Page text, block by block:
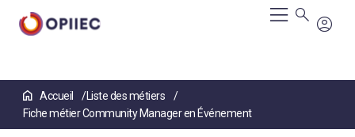
contenu
principal
Accueil
Liste des métiers
Fiche métier Community Manager en Événement